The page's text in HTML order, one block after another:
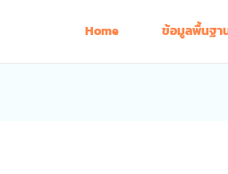
Home ข้อมูลพื้นฐา